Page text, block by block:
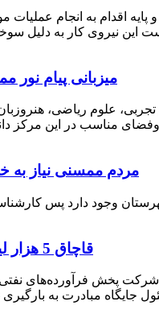
اقدام به انجام عملیات
میزبانی پیام نور ممسنی از
اظهار داشت: 1000 نفر از داوطلبان در رشته های
مردم ممسنی نیاز به
قاچاق 5 هزار لیتر گازوئیل در ممسنی
شرکت پخش فرآورده‌های
مسئول جایگاه مبادرت به